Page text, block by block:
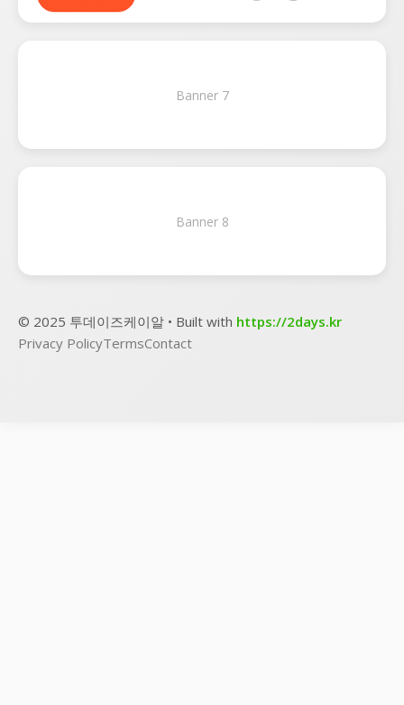
Banner 7
Banner 8
© 2025 투데이즈케이알 • Built with https://2days.kr
Privacy PolicyTermsContact